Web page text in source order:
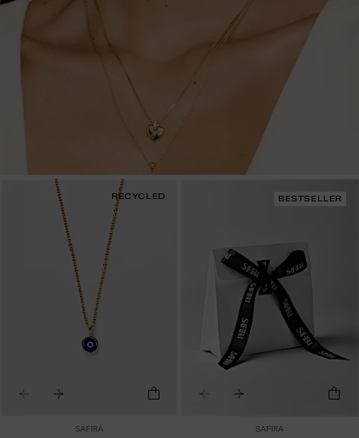
RECYCLED
SAFIRA
BESTSELLER
SAFIRA